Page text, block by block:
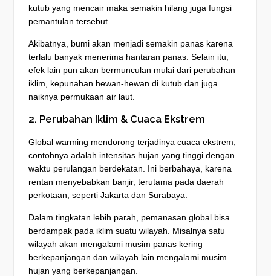
kutub yang mencair maka semakin hilang juga fungsi
pemantulan tersebut.
Akibatnya, bumi akan menjadi semakin panas karena
terlalu banyak menerima hantaran panas. Selain itu,
efek lain pun akan bermunculan mulai dari perubahan
iklim, kepunahan hewan-hewan di kutub dan juga
naiknya permukaan air laut.
2. Perubahan Iklim & Cuaca Ekstrem
Global warming mendorong terjadinya cuaca ekstrem,
contohnya adalah intensitas hujan yang tinggi dengan
waktu perulangan berdekatan. Ini berbahaya, karena
rentan menyebabkan banjir, terutama pada daerah
perkotaan, seperti Jakarta dan Surabaya.
Dalam tingkatan lebih parah, pemanasan global bisa
berdampak pada iklim suatu wilayah. Misalnya satu
wilayah akan mengalami musim panas kering
berkepanjangan dan wilayah lain mengalami musim
hujan yang berkepanjangan.